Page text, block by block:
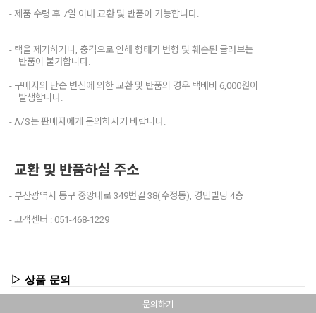
- 제품 수령 후 7일 이내 교환 및 반품이 가능합니다.
- 택을 제거하거나, 충격으로 인해 형태가 변형 및 훼손된 글러브는
반품이 불가합니다.
- 구매자의 단순 변신에 의한 교환 및 반품의 경우 택배비 6,000원이
발생합니다.
- A/S는 판매자에게 문의하시기 바랍니다.
교환 및 반품하실 주소
- 부산광역시 동구 중앙대로 349번길 38(수정동), 경민빌딩 4층
- 고객센터 : 051-468-1229
▷ 상품 문의
문의하기